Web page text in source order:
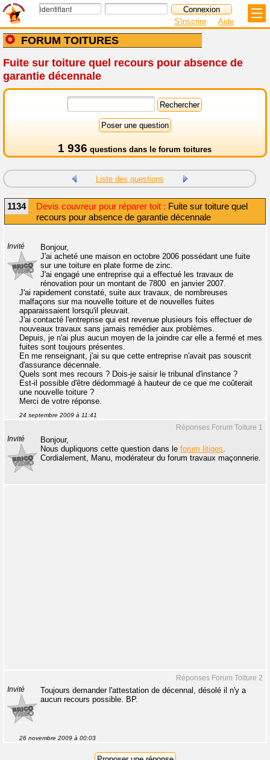
FORUM TOITURES
S'inscrire Aide
Fuite sur toiture quel recours pour absence de
garantie décennale
1 936 questions dans le forum toitures
Liste des questions
1134 Devis couvreur pour réparer toit : Fuite sur toiture quel
recours pour absence de garantie décennale
Invité
Bonjour,
J'ai acheté une maison en octobre 2006 possédant une fuite
sur une toiture en plate forme de zinc.
J'ai engagé une entreprise qui a effectué les travaux de
rénovation pour un montant de 7800  en janvier 2007.
J'ai rapidement constaté, suite aux travaux, de nombreuses
malfaçons sur ma nouvelle toiture et de nouvelles fuites
apparaissaient lorsqu'il pleuvait.
J'ai contacté l'entreprise qui est revenue plusieurs fois effectuer de
nouveaux travaux sans jamais remédier aux problèmes.
Depuis, je n'ai plus aucun moyen de la joindre car elle a fermé et mes
fuites sont toujours présentes.
En me renseignant, j'ai su que cette entreprise n'avait pas souscrit
d'assurance décennale.
Quels sont mes recours ? Dois-je saisir le tribunal d'instance ?
Est-il possible d'être dédommagé à hauteur de ce que me coûterait
une nouvelle toiture ?
Merci de votre réponse.
24 septembre 2009 à 11:41
Réponses Forum Toiture 1
Invité
Bonjour,
Nous dupliquons cette question dans le forum litiges.
Cordialement, Manu, modérateur du forum travaux maçonnerie.
Réponses Forum Toiture 2
Invité
Toujours demander l'attestation de décennal, désolé il n'y a
aucun recours possible. BP.
26 novembre 2009 à 00:03